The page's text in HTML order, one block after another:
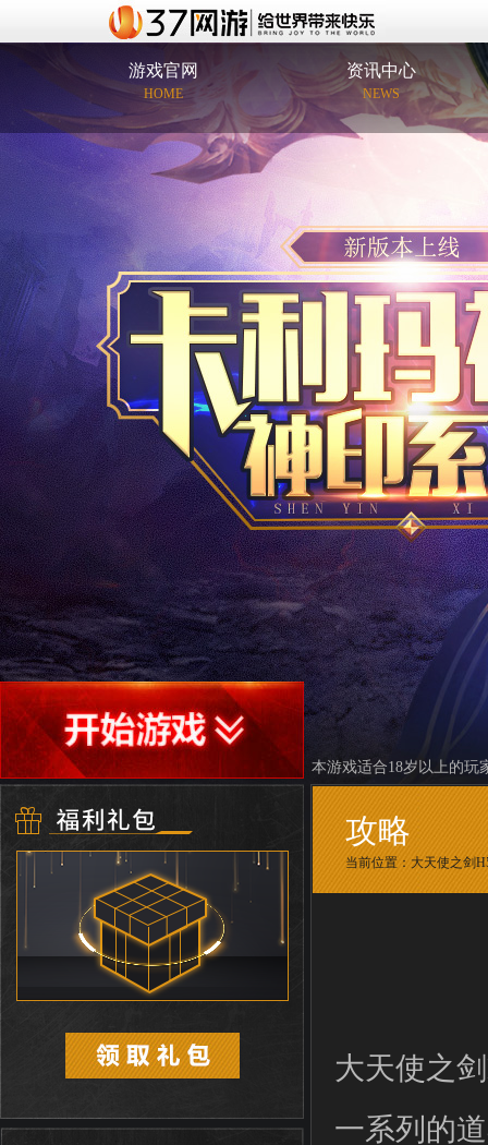
游戏官网
HOME
资讯中心
NEWS
本游戏适合18岁以上的玩
攻略
当前位置： 大天使之剑
大天使之
一系列的